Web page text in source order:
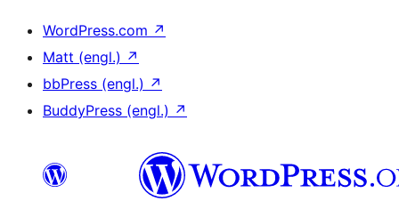
WordPress.com ↗
Matt (engl.) ↗
bbPress (engl.) ↗
BuddyPress (engl.) ↗